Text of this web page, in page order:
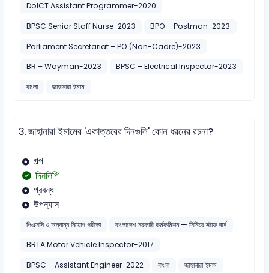
DoICT Assistant Programmer-2020
BPSC Senior Staff Nurse-2023
BPO – Postman-2023
Parliament Secretariat – PO (Non-Cadre)-2023
BR – Wayman-2023
BPSC – Electrical Inspector-2023
বাংলা
জাহানারা ইমাম
3.জাহানারা ইমামের 'একাত্তরের দিনগুলি' কোন ধরনের রচনা?
গল্প
দিনলিপি
প্রবন্ধ
উপন্যাস
পিএসসি ও অন্যান্য নিয়োগ পরীক্ষা
বাংলাদেশ সরকারি কর্মকমিশন — সিনিয়র স্টাফ নার্স
BRTA Motor Vehicle Inspector-2017
BPSC – Assistant Engineer-2022
বাংলা জাহানারা ইমাম